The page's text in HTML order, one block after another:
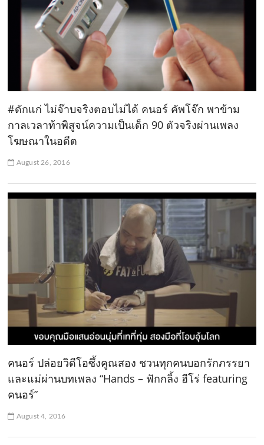
#ดักแก่ ไม่จ๊าบจริงตอบไม่ได้ คนอร์ คัพโจ๊ก พาข้าม
กาลเวลาท้าพิสูจน์ความเป็นเด็ก 90 ตัวจริงผ่านเพลง
โฆษณาในอดีต
August 26, 2016
คนอร์ ปล่อยวิดีโอซึ้งคูณสอง ชวนทุกคนบอกรักภรรยา
และแม่ผ่านบทเพลง “Hands – ฟักกลิ้ง ฮีโร่ featuring
คนอร์”
August 4, 2016